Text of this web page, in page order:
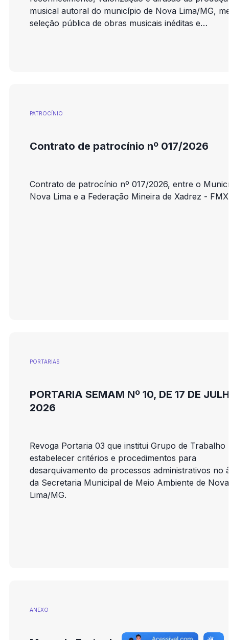
musical autoral do município de Nova Lima/MG,
seleção pública de obras musicais inéditas e
PATROCÍNIO
Contrato de patrocínio nº 017/2026
Contrato de patrocínio nº 017/2026, entre o
Nova Lima e a Federação Mineira de Xadrez -
PORTARIAS
PORTARIA SEMAM Nº 10, DE 17 DE
2026
Revoga Portaria 03 que institui Grupo de Trabalho
estabelecer critérios e procedimentos para
desarquivamento de processos administrativos no
da Secretaria Municipal de Meio Ambiente de Nova
Lima/MG.
ANEXO